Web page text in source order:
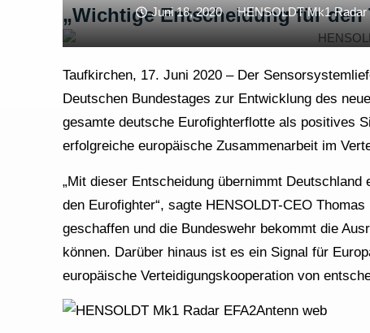
„Wichtige Entscheidung für
Juni 18, 2020 HENSOLDT Mk1 Radar
Taufkirchen, 17. Juni 2020 – Der
Deutschen Bundestages zur Entwicklung des
gesamte deutsche Eurofighterflotte als positives
erfolgreiche europäische Zusammenarbeit im
„Mit dieser Entscheidung übernimmt
den Eurofighter“, sagte HENSOLDT-CEO
geschaffen und die Bundeswehr bekommt die
können. Darüber hinaus ist es ein Signal für
europäische Verteidigungskooperation von